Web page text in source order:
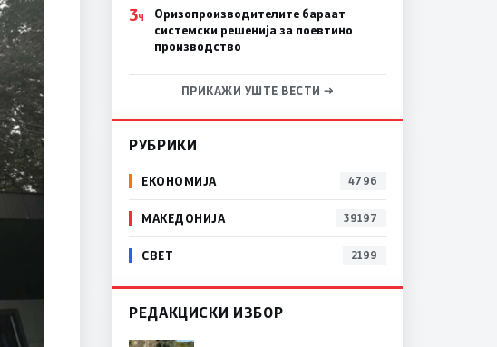
3Ч
Оризопроизводителите бараат
системски решенија за поевтино
производство
ПРИКАЖИ УШТЕ ВЕСТИ →
РУБРИКИ
ЕКОНОМИЈА 4796
МАКЕДОНИЈА 39197
СВЕТ 2199
РЕДАКЦИСКИ ИЗБОР